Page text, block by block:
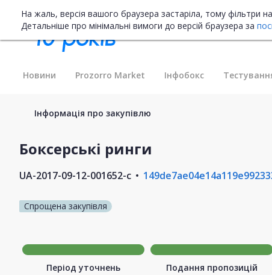
На жаль, версія вашого браузера застаріла, тому фільтри
Детальніше про мінімальні вимоги до версій браузера за
Новини Prozorro Market Інфобокс
Інформація про закупівлю
Боксерські ринги
UA-2017-09-12-001652-c
Спрощена закупівля
Період уточнень Подання пропозицій